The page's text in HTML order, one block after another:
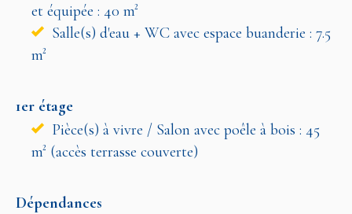
et équipée : 40 m²
Salle(s) d'eau + WC avec espace buanderie : 7.5
m²
1er étage
Pièce(s) à vivre / Salon avec poêle à bois : 45
m² (accès terrasse couverte)
Dépendances